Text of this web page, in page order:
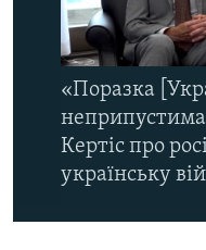
«Поразка
Кертіс про
українську